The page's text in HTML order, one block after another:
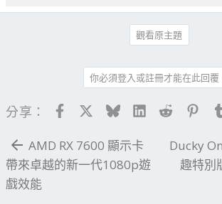
觀看原主題
你必須登入或註冊才能在此回覆
分享： FacebookBlueskyLinkedIn
Reddit
AMD RX 7600 顯示卡
帶來卓越的新一代1080p遊
戲效能
Ducky
趣特別